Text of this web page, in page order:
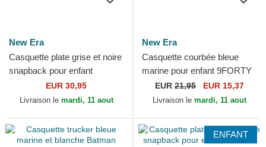
New Era
Casquette plate grise et noire
snapback pour enfant
9FIFTY Piping Batman DC
Comics New Era
EUR 30,95
Livraison le mardi, 11 aout
New Era
Casquette courbée bleue
marine pour enfant 9FORTY
All Over Print Superman DC
Comics New Era
EUR 21,95 EUR 15,37
Livraison le mardi, 11 aout
ENFANT